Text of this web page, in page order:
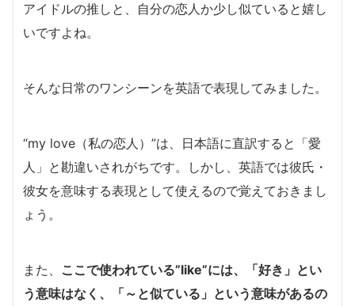
アイドルの推しと、自分の恋人か少し似ていると嬉し
いですよね。
そんな日常のワンシーンを英語で表現してみました。
“my love（私の恋人）”は、日本語に直訳すると「愛
人」と勘違いされがちです。しかし、英語では彼氏・
彼女を意味する表現として使えるので覚えておきまし
ょう。
また、 ここで使われている”like”には、「好き」とい
う意味はなく、「～と似ている」という意味があるの